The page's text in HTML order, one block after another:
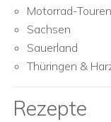
Motorrad-Touren
Sachsen
Sauerland
Thüringen &
Rezepte